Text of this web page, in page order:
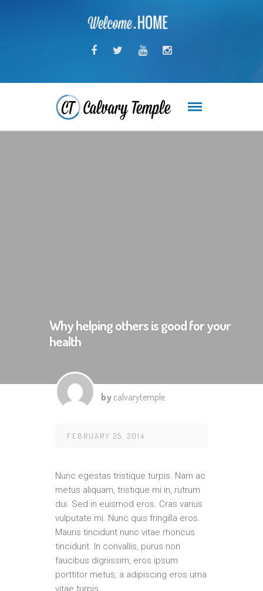
Why helping others is good for your
health
by calvarytemple
FEBRUARY 25, 2014
Nunc egestas tristique turpis. Nam ac
metus aliquam, tristique mi in, rutrum
dui. Sed in euismod eros. Cras varius
vulputate mi. Nunc quis fringilla eros.
Mauris tincidunt nunc vitae rhoncus
tincidunt. In convallis, purus non
faucibus dignissim, eros ipsum
porttitor metus, a adipiscing eros urna
vitae turpis.